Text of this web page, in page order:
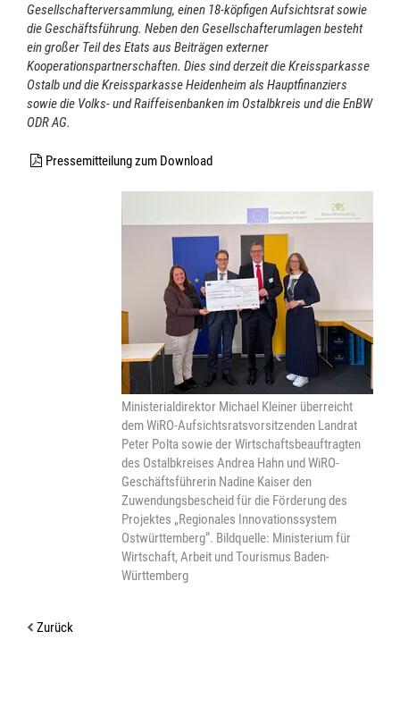
Gesellschafterversammlung, einen 18-köpfigen Aufsichtsrat sowie
die Geschäftsführung. Neben den Gesellschafterumlagen besteht
ein großer Teil des Etats aus Beiträgen externer
Kooperationspartnerschaften. Dies sind derzeit die Kreissparkasse
Ostalb und die Kreissparkasse Heidenheim als Hauptfinanziers
sowie die Volks- und Raiffeisenbanken im Ostalbkreis und die EnBW
ODR AG.
Pressemitteilung zum Download
Ministerialdirektor Michael Kleiner überreicht
dem WiRO-Aufsichtsratsvorsitzenden Landrat
Peter Polta sowie der Wirtschaftsbeauftragten
des Ostalbkreises Andrea Hahn und WiRO-
Geschäftsführerin Nadine Kaiser den
Zuwendungsbescheid für die Förderung des
Projektes „Regionales Innovationssystem
Ostwürttemberg“. Bildquelle: Ministerium für
Wirtschaft, Arbeit und Tourismus Baden-
Württemberg
Zurück